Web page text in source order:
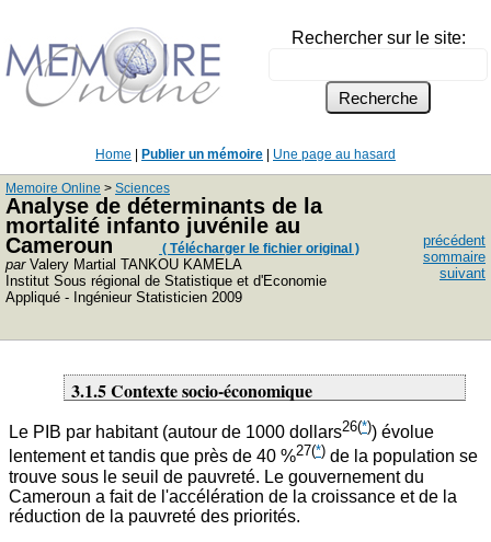
Rechercher sur le site:
Home Publier un mémoire Une page au hasard
Memoire Online > Sciences
Analyse de déterminants de la
mortalité infanto juvénile au
Cameroun
( Télécharger le fichier original )
parValery Martial TANKOU KAMELA
Institut Sous régional de Statistique et d'Economie
Appliqué - Ingénieur Statisticien 2009
précédent
sommaire
suivant
3.1.5 Contexte socio-économique
Le PIB par habitant (autour de 1000 dollars26(*)) évolue
lentement et tandis que près de 40 %27(*) de la population se
trouve sous le seuil de pauvreté. Le gouvernement du
Cameroun a fait de l'accélération de la croissance et de la
réduction de la pauvreté des priorités.